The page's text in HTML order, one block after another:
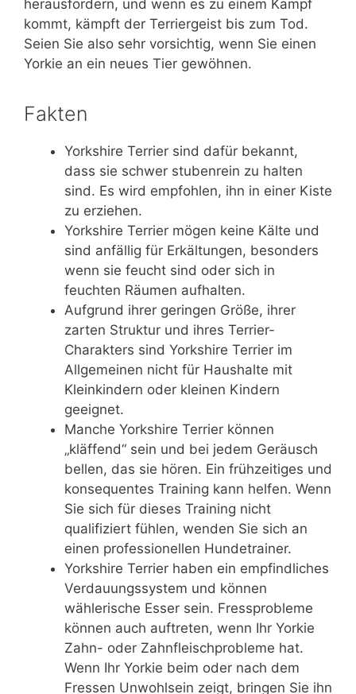
herausfordern, und wenn es zu einem Kampf
kommt, kämpft der Terriergeist bis zum Tod.
Seien Sie also sehr vorsichtig, wenn Sie einen
Yorkie an ein neues Tier gewöhnen.
Fakten
Yorkshire Terrier sind dafür bekannt,
dass sie schwer stubenrein zu halten
sind. Es wird empfohlen, ihn in einer Kiste
zu erziehen.
Yorkshire Terrier mögen keine Kälte und
sind anfällig für Erkältungen, besonders
wenn sie feucht sind oder sich in
feuchten Räumen aufhalten.
Aufgrund ihrer geringen Größe, ihrer
zarten Struktur und ihres Terrier-
Charakters sind Yorkshire Terrier im
Allgemeinen nicht für Haushalte mit
Kleinkindern oder kleinen Kindern
geeignet.
Manche Yorkshire Terrier können
„kläffend“ sein und bei jedem Geräusch
bellen, das sie hören. Ein frühzeitiges und
konsequentes Training kann helfen. Wenn
Sie sich für dieses Training nicht
qualifiziert fühlen, wenden Sie sich an
einen professionellen Hundetrainer.
Yorkshire Terrier haben ein empfindliches
Verdauungssystem und können
wählerische Esser sein. Fressprobleme
können auch auftreten, wenn Ihr Yorkie
Zahn- oder Zahnfleischprobleme hat.
Wenn Ihr Yorkie beim oder nach dem
Fressen Unwohlsein zeigt, bringen Sie ihn